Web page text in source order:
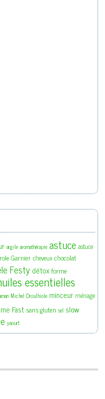
argile aromathérapie astuce astuce
Garnier cheveux chocolat
Festy détoxforme
essentielles
Michel Droulhiole minceur ménage
Fast sans gluten sel slow
yaourt